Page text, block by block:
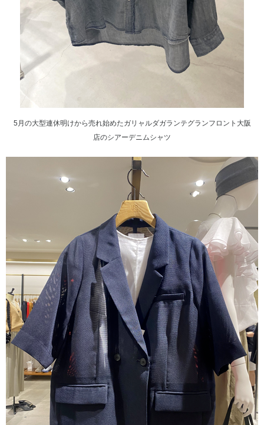
5月の大型連休明けから売れ始めたガリャルダガランテグランフロント大阪
店のシアーデニムシャツ